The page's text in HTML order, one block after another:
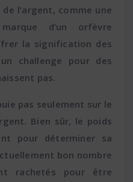
l’argent, comme une
d’un orfèvre
la signification des
challenge pour des
pas.
pas seulement sur le
Bien sûr, le poids
pour déterminer sa
bon nombre
rachetés pour être